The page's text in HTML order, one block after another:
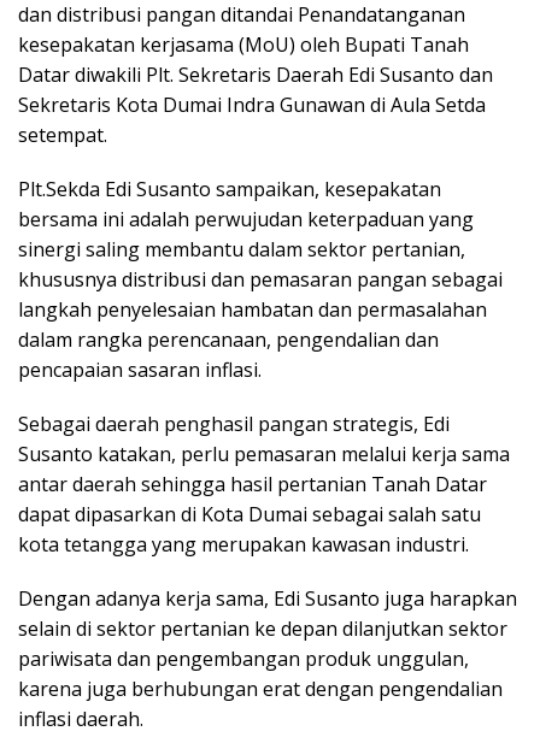
dan distribusi pangan ditandai Penandatanganan
kesepakatan kerjasama (MoU) oleh Bupati Tanah
Datar diwakili Plt. Sekretaris Daerah Edi Susanto dan
Sekretaris Kota Dumai Indra Gunawan di Aula Setda
setempat.
Plt.Sekda Edi Susanto sampaikan, kesepakatan
bersama ini adalah perwujudan keterpaduan yang
sinergi saling membantu dalam sektor pertanian,
khususnya distribusi dan pemasaran pangan sebagai
langkah penyelesaian hambatan dan permasalahan
dalam rangka perencanaan, pengendalian dan
pencapaian sasaran inflasi.
Sebagai daerah penghasil pangan strategis, Edi
Susanto katakan, perlu pemasaran melalui kerja sama
antar daerah sehingga hasil pertanian Tanah Datar
dapat dipasarkan di Kota Dumai sebagai salah satu
kota tetangga yang merupakan kawasan industri.
Dengan adanya kerja sama, Edi Susanto juga harapkan
selain di sektor pertanian ke depan dilanjutkan sektor
pariwisata dan pengembangan produk unggulan,
karena juga berhubungan erat dengan pengendalian
inflasi daerah.